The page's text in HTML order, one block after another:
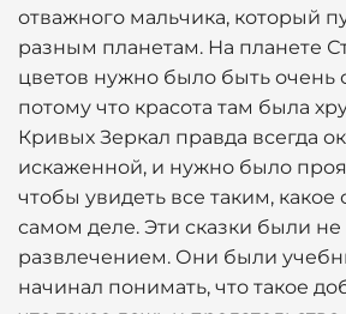
отважного мальчика, который
разным планетам. На планете
цветов нужно было быть очень
потому что красота там была
Кривых Зеркал правда всегда
искаженной, и нужно было
чтобы увидеть все таким, какое
самом деле. Эти сказки были не
развлечением. Они были
начинал понимать, что такое